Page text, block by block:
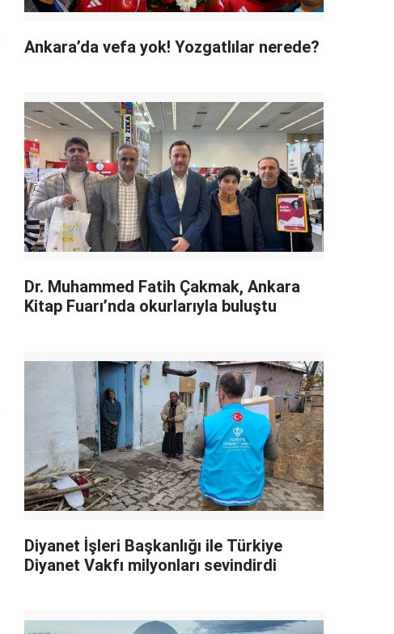
Ankara’da vefa yok! Yozgatlılar nerede?
Dr. Muhammed Fatih Çakmak, Ankara
Kitap Fuarı’nda okurlarıyla buluştu
Diyanet İşleri Başkanlığı ile Türkiye
Diyanet Vakfı milyonları sevindirdi